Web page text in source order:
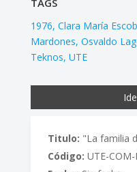
TAGS
1976 Clara María
Mardones Osvaldo
Teknos UTE
Titulo: "La familia
Código: UTE-